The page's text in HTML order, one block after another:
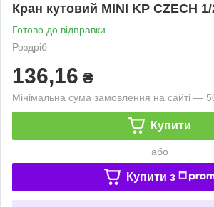
Кран кутовий MINI KP CZECH
Готово до відправки
Роздріб
136,16 ₴
Мінімальна сума замовлення на сайті —
Купити
або
Купити з